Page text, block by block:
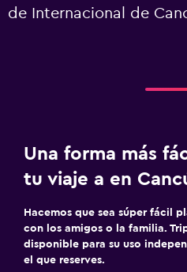
de Internacional de
Una forma más
tu viaje a en
Hacemos que sea súper fácil
con los amigos o la familia.
disponible para su uso
el que reserves.